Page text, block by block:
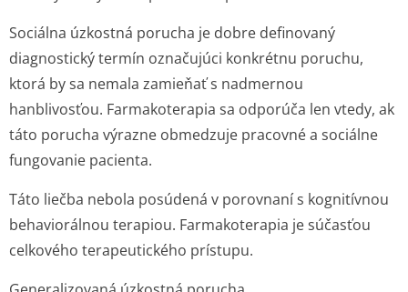
Sociálna úzkostná porucha je dobre definovaný
diagnostický termín označujúci konkrétnu poruchu,
ktorá by sa nemala zamieňať s nadmernou
hanblivosťou. Farmakoterapia sa odporúča len vtedy, ak
táto porucha výrazne obmedzuje pracovné a sociálne
fungovanie pacienta.
Táto liečba nebola posúdená v porovnaní s kognitívnou
behaviorálnou terapiou. Farmakoterapia je súčasťou
celkového terapeutického prístupu.